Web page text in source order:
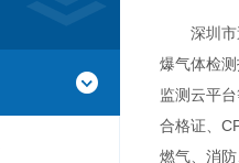
深圳市逸
爆气体检
监测云平
合格证、
燃气、消